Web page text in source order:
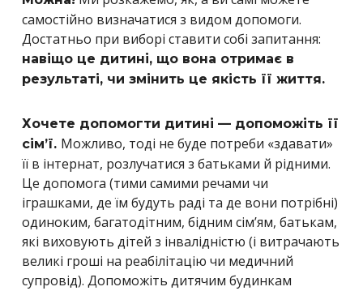
самостійно визначатися з видом допомоги.
Достатньо при виборі ставити собі запитання:
навіщо це дитині, що вона отримає в
результаті, чи змінить це якість її життя.
Хочете допомогти дитині — допоможіть її
сім’ї. Можливо, тоді не буде потреби «здавати»
її в інтернат, розлучатися з батьками й рідними.
Це допомога (тими самими речами чи
іграшками, де їм будуть раді та де вони потрібні)
одиноким, багатодітним, бідним сім’ям, батькам,
які виховують дітей з інвалідністю (і витрачають
великі гроші на реабілітацію чи медичний
супровід). Допоможіть дитячим будинкам